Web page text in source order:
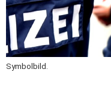
Symbolbild.